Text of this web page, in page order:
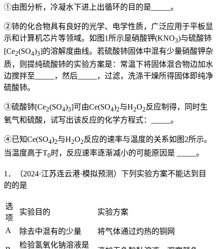
①由图分析，冷凝水下进上出循环的目的是_____。
②铈的化合物具有良好的光学、电学性质，广泛应用于平板显
示和计算机芯片等领域。如图1所示是硝酸钾(KNO3)与硫酸铈
[Ce2(SO4)3]的溶解度曲线。若硫酸铈固体中混有少量硝酸钾杂
质，则提纯硫酸铈的实验方案是：常温下将固体混合物边加水
边搅拌至_____，然后_____，过滤，洗涤干燥所得固体即纯净
硫酸铈。
③硫酸铈[Ce2(SO4)3]可由Ce(SO4)2与H2O2 反应制得，同时生
氧气和硫酸，试写出该反应的化学方程式：_____。
④已知Ce(SO4)2与H2O2 反应的速率与温度的关系如图2所示。
当温度高于T0 时，反应速率逐渐减小的可能原因是 _____。
1．（2024·江苏连云港·模拟预测）下列实验方案不能达到目
的的是
选
项
实验目的 实验方案
A 除去中混有的少量 将气体通过灼热的铜网
检验氢氧化钠溶液是